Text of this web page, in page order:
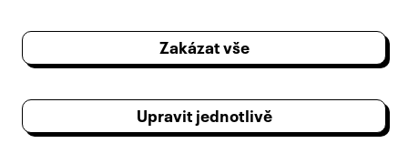
Pro novináře
Výroční zprávy
Poradní sbor ředitele
Zakázat vše
Upravit jednotlivě